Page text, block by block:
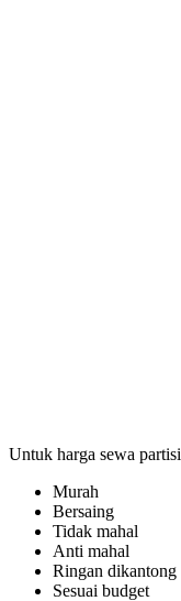
Untuk harga sewa
Murah
Bersaing
Tidak mahal
Anti mahal
Ringan dikantong
Sesuai budget